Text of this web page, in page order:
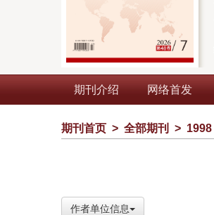
期刊介绍 网络首发
期刊首页 > 全部期刊 > 1998
作者单位信息